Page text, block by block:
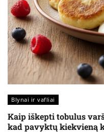
Blynai ir vafliai
Kaip iškepti tobulus
kad pavyktų kiekvieną